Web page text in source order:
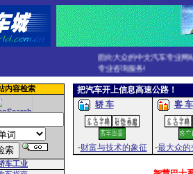
面向大众的中文汽车专业网站
专业咨询服务!
内容检索
车工业
把汽车开上信息高速公路！
轿 车
客 车
-财富与技术的象征 -最大众的